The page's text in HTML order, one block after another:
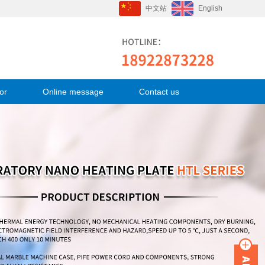
中文站 English
Online message Contact us